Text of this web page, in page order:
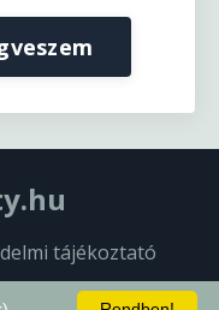
tájékoztató